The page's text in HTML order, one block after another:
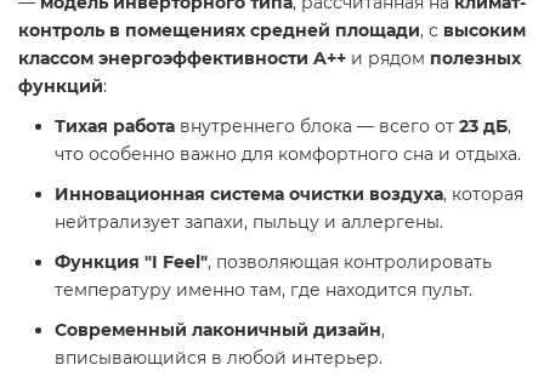
контроль в помещениях средней площади, с высоким
классом энергоэффективности A++ и рядом полезных
функций:
Тихая работа внутреннего блока — всего от 23 дБ,
что особенно важно для комфортного сна и отдыха.
Инновационная система очистки воздуха, которая
нейтрализует запахи, пыльцу и аллергены.
Функция "I Feel", позволяющая контролировать
температуру именно там, где находится пульт.
Современный лаконичный дизайн,
вписывающийся в любой интерьер.